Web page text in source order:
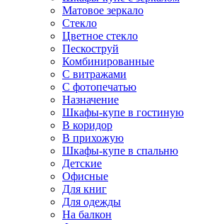
Матовое зеркало
Стекло
Цветное стекло
Пескоструй
Комбинированные
С витражами
С фотопечатью
Назначение
Шкафы-купе в гостиную
В коридор
В прихожую
Шкафы-купе в спальню
Детские
Офисные
Для книг
Для одежды
На балкон